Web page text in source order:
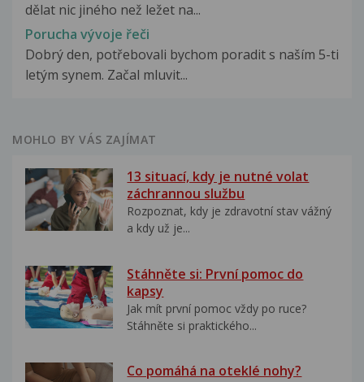
dělat nic jiného než ležet na...
Porucha vývoje řeči
Dobrý den, potřebovali bychom poradit s naším 5-ti
letým synem. Začal mluvit...
MOHLO BY VÁS ZAJÍMAT
13 situací, kdy je nutné volat
záchrannou službu
Rozpoznat, kdy je zdravotní stav vážný
a kdy už je...
Stáhněte si: První pomoc do
kapsy
Jak mít první pomoc vždy po ruce?
Stáhněte si praktického...
Co pomáhá na oteklé nohy?